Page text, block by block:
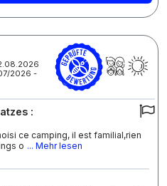
2026 -
:
ce camping, il est familial,rien
o ... Mehr lesen